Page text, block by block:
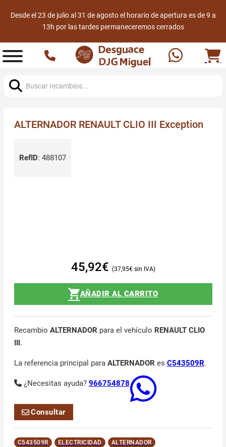
Desde el 23 de julio al 31 de agosto el horario de apertura es de 9 a
13h por las tardes permaneceremos cerrados
ALTERNADOR RENAULT CLIO III Exception
RefID: 488107
45,92€ 37,95€
AÑADIR AL CARRITO
Recambio ALTERNADOR para el vehículo RENAULT CLIO
III.
La referencia principal para ALTERNADOR es C543509R.
¿Necesitas ayuda? 966754878
Consultar
C543509R ELECTRICIDAD
ALTERNADOR